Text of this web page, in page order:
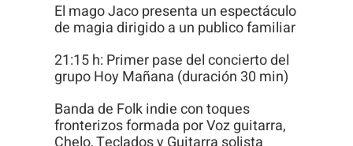
El mago Jaco presenta un espectáculo
de magia dirigido a un publico familiar
21:15 h: Primer pase del concierto del
grupo Hoy Mañana (duración 30 min)
Banda de Folk indie con toques
fronterizos formada por Voz guitarra,